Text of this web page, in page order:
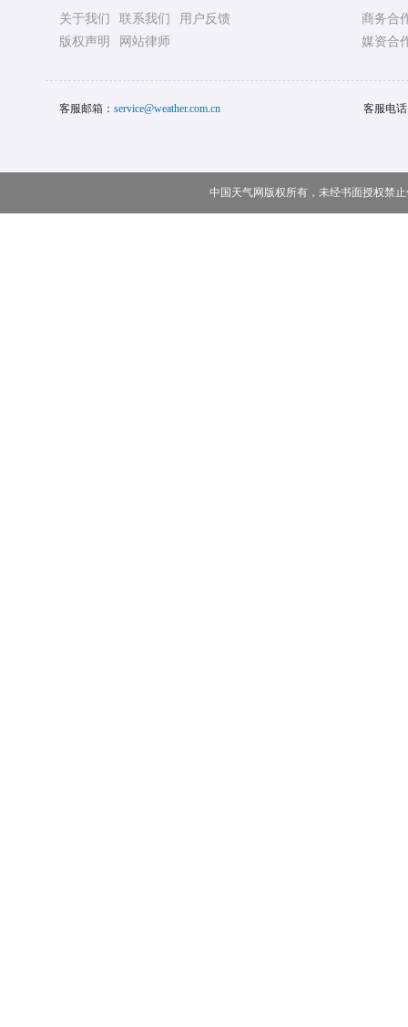
关于我们 联系我们
用户反馈
版权声明
网站律师
商务合
媒资合
客服邮箱： service@weather.com.cn 客服电
中国天气网版权所有，未经书面授权